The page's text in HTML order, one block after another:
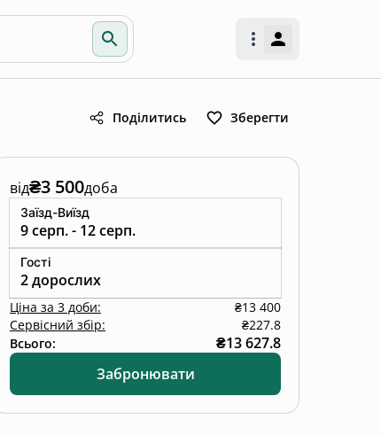
Поділитись Зберегти
від₴3 500доба
Заїзд-Виїзд
9 серп. - 12 серп.
Гості
2 дорослих
Ціна за 3 доби:
₴13 400
Сервісний збір:
₴227.8
Всього:
₴13 627.8
Забронювати